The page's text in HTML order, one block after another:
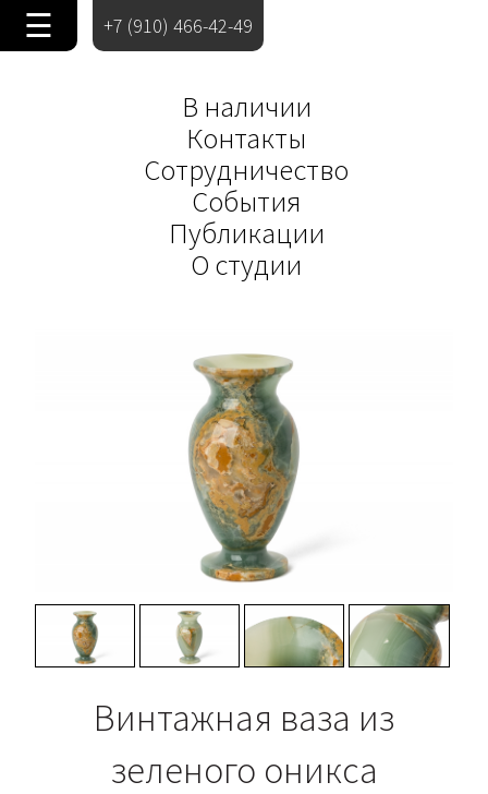
☰ +7 (910) 466-42-49
В наличии
Контакты
Сотрудничество
События
Публикации
О студии
Винтажная ваза из
зеленого оникса